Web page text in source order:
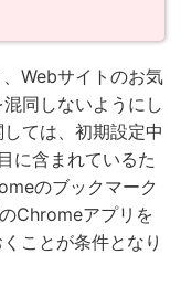
Webサイトのお気
同しないようにし
ては、初期設定中
に含まれているた
のブックマーク
Chromeアプリを
ことが条件となり